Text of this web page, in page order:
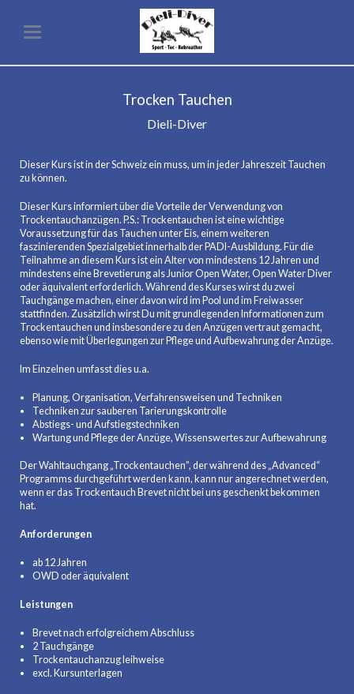
Trocken Tauchen
Dieli-Diver
Dieser Kurs ist in der Schweiz ein muss, um in jeder Jahreszeit Tauchen
zu können.
Dieser Kurs informiert über die Vorteile der Verwendung von
Trockentauchanzügen. P.S.: Trockentauchen ist eine wichtige
Voraussetzung für das Tauchen unter Eis, einem weiteren
faszinierenden Spezialgebiet innerhalb der PADI-Ausbildung. Für die
Teilnahme an diesem Kurs ist ein Alter von mindestens 12 Jahren und
mindestens eine Brevetierung als Junior Open Water, Open Water Diver
oder äquivalent erforderlich. Während des Kurses wirst du zwei
Tauchgänge machen, einer davon wird im Pool und im Freiwasser
stattfinden. Zusätzlich wirst Du mit grundlegenden Informationen zum
Trockentauchen und insbesondere zu den Anzügen vertraut gemacht,
ebenso wie mit Überlegungen zur Pflege und Aufbewahrung der Anzüge.
Im Einzelnen umfasst dies u.a.
Planung, Organisation, Verfahrensweisen und Techniken
Techniken zur sauberen Tarierungskontrolle
Abstiegs- und Aufstiegstechniken
Wartung und Pflege der Anzüge, Wissenswertes zur Aufbewahrung
Der Wahltauchgang „Trockentauchen”, der während des „Advanced“
Programms durchgeführt werden kann, kann nur angerechnet werden,
wenn er das Trockentauch Brevet nicht bei uns geschenkt bekommen
hat.
Anforderungen
ab 12 Jahren
OWD oder äquivalent
Leistungen
Brevet nach erfolgreichem Abschluss
2 Tauchgänge
Trockentauchanzug leihweise
excl. Kursunterlagen